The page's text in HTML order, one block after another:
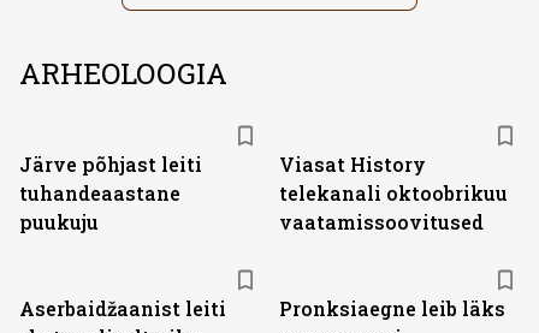
ARHEOLOOGIA
Järve põhjast leiti
tuhandeaastane
puukuju
Viasat History
telekanali oktoobrikuu
vaatamissoovitused
Aserbaidžaanist leiti
Pronksiaegne leib läks